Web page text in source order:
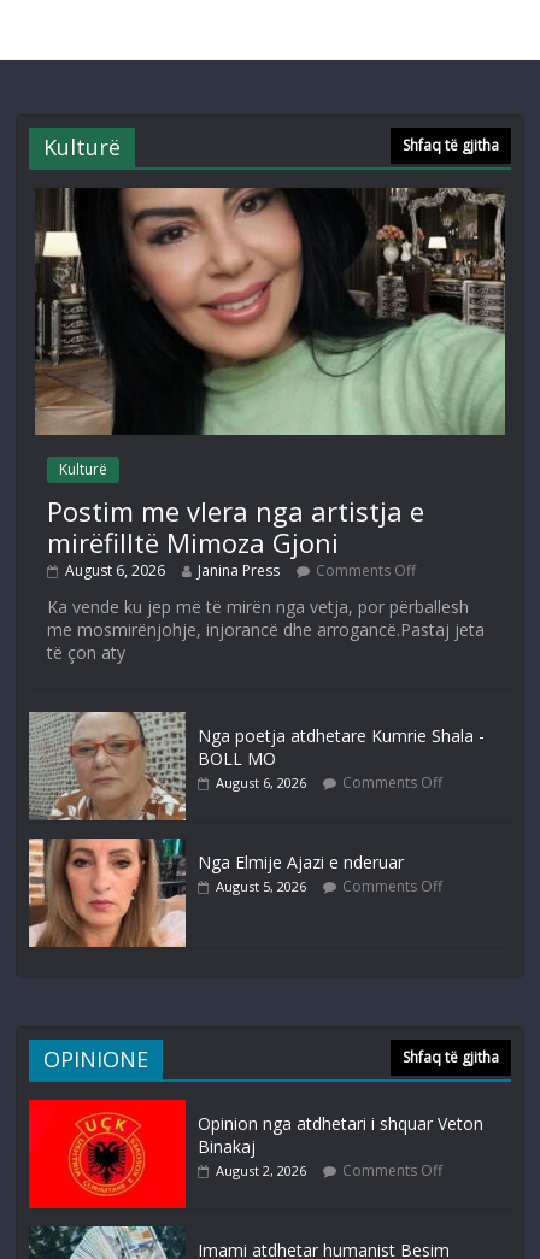
Kulturë Shfaq të gjitha
Kulturë
Postim me vlera nga artistja e
mirëfilltë Mimoza Gjoni
August 6, 2026 Janina Press Comments Off
Ka vende ku jep më të mirën nga vetja, por përballesh
me mosmirënjohje, injorancë dhe arrogancë.Pastaj jeta
të çon aty
Nga poetja atdhetare Kumrie Shala -
BOLL MO
August 6, 2026 Comments Off
Nga Elmije Ajazi e nderuar
August 5, 2026 Comments Off
OPINIONE Shfaq të gjitha
Opinion nga atdhetari i shquar Veton
Binakaj
August 2, 2026 Comments Off
Imami atdhetar humanist Besim